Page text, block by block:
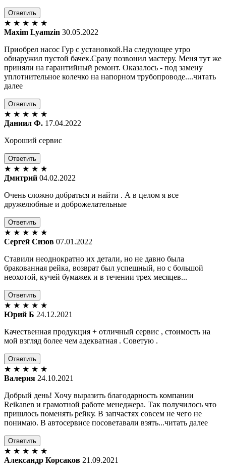
Ответить
★ ★ ★ ★ ★
Maxim Lyamzin 30.05.2022
Приобрел насос Гур с установкой.На следующее утро
обнаружил пустой бачек.Сразу позвонил мастеру. Меня тут же
приняли на гарантийный ремонт. Оказалось - под замену
уплотнительное колечко на напорном трубопроводе....читать
далее
Ответить
★ ★ ★ ★ ★
Даниил Ф. 17.04.2022
Хороший сервис
Ответить
★ ★ ★ ★ ★
Дмитрий 04.02.2022
Очень сложно добраться и найти . А в целом я все
дружелюбные и доброжелательные
Ответить
★ ★ ★ ★ ★
Сергей Сизов 07.01.2022
Ставили неоднократно их детали, но не давно была
бракованная рейка, возврат был успешный, но с большой
неохотой, кучей бумажек и в течении трех месяцев...
Ответить
★ ★ ★ ★ ★
Юрий Б 24.12.2021
Качественная продукция + отличный сервис , стоимость на
мой взгляд более чем адекватная . Советую .
Ответить
★ ★ ★ ★ ★
Валерия 24.10.2021
Добрый день! Хочу выразить благодарность компании
Reikanen и грамотной работе менеджера. Так получилось что
пришлось поменять рейку. В запчастях совсем не чего не
понимаю. В автосервисе посоветавали взять...читать далее
Ответить
★ ★ ★ ★ ★
Александр Корсаков 21.09.2021